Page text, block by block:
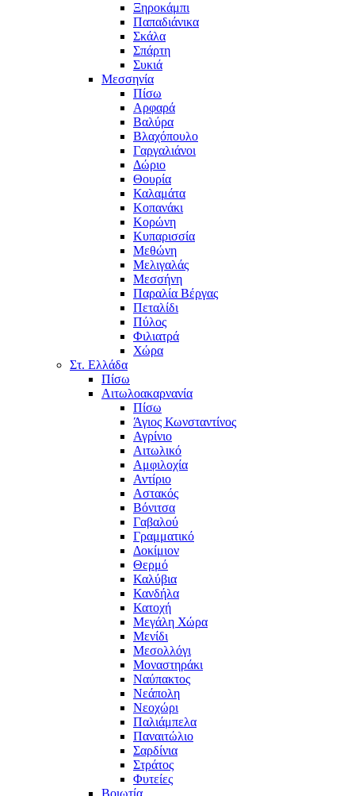
Ξηροκάμπι
Παπαδιάνικα
Σκάλα
Σπάρτη
Συκιά
Μεσσηνία
Πίσω
Αρφαρά
Βαλύρα
Βλαχόπουλο
Γαργαλιάνοι
Δώριο
Θουρία
Καλαμάτα
Κοπανάκι
Κορώνη
Κυπαρισσία
Μεθώνη
Μελιγαλάς
Μεσσήνη
Παραλία Βέργας
Πεταλίδι
Πύλος
Φιλιατρά
Χώρα
Στ. Ελλάδα
Πίσω
Αιτωλοακαρνανία
Πίσω
Άγιος Κωνσταντίνος
Αγρίνιο
Αιτωλικό
Αμφιλοχία
Αντίριο
Αστακός
Βόνιτσα
Γαβαλού
Γραμματικό
Δοκίμιον
Θερμό
Καλύβια
Κανδήλα
Κατοχή
Μεγάλη Χώρα
Μενίδι
Μεσολλόγι
Μοναστηράκι
Ναύπακτος
Νεάπολη
Νεοχώρι
Παλιάμπελα
Παναιτώλιο
Σαρδίνια
Στράτος
Φυτείες
Βοιωτία